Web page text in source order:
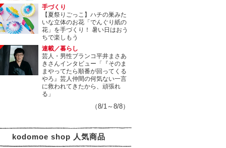
手づくり
【夏祭りごっこ】ハチの巣みた
いな立体のお花「でんぐり紙の
花」を手づくり！ 暑い日はおう
ちで楽しもう
連載／暮らし
芸人・男性ブランコ平井まさあ
きさんインタビュー「『そのま
まやってたら順番が回ってくる
やろ』芸人仲間の何気ない一言
に救われてきたから、頑張れ
る」
（8/1～8/8）
kodomoe shop 人気商品